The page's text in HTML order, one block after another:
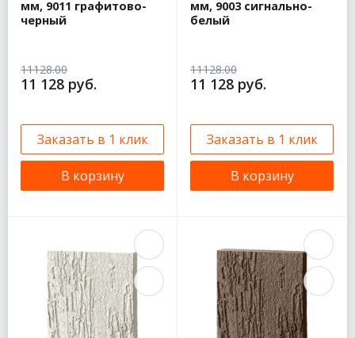
мм, 9011 графитово-
черный
11128.00
11 128 руб.
Заказать в 1 клик
В корзину
мм, 9003 сигнально-
белый
11128.00
11 128 руб.
Заказать в 1 клик
В корзину